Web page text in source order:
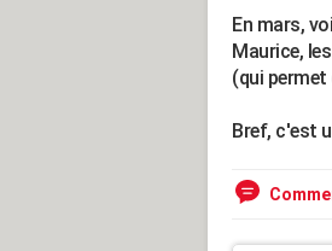
En mars,
Maurice, les
(qui permet
Bref, c'est